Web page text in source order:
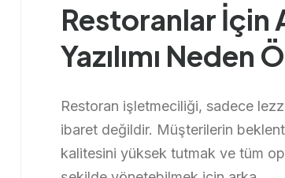
Restoranlar İçin
Yazılımı Neden
Restoran işletmeciliği, sadece
ibaret değildir. Müşterilerin
kalitesini yüksek tutmak ve tüm